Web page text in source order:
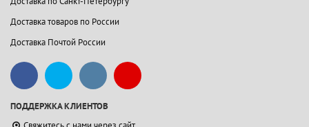
Доставка товаров по России
Доставка Почтой России
ПОДДЕРЖКА КЛИЕНТОВ